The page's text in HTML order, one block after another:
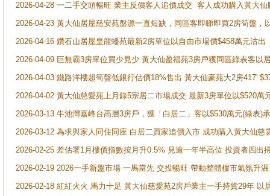
2026-04-28 一二手交頭暢旺 業主反價客人追價成交 客人成功購入黃大
2026-04-23 黃大仙居屋慈安苑盤源一直短缺，同區客即睇即買2房筍盤，
2026-04-16 鑽石山居屋皇龍蟠苑最新2房單位以自由市場價$458萬元沽出
2026-04-09 巨無霸3房單位買少見少 黃大仙盈福苑3房戶獲同區綠表客以
2026-04-03 鐵路洋樓超筍盤低銀行估價18%售出 黃大仙豪苑大2房417'
2026-04-02 黃大仙慈愛苑上月錄5宗居二市場成交 最新3房單位以$520萬
2026-03-13 牛池灣嘉峰台高層3房戶，獲「白居二」客以$530萬元(綠表)
2026-03-12 為求與家人同住同座 白居二買家追價入市 成功購入黃大仙
2026-02-25 差估署1月樓價指數按月升0.5% 見逾一年半高位 投資者四
2026-02-19 2026一手新盤市場 一馬當先 交投暢旺 帶動整體樓市氣氛升
2026-02-18 紅紅火火 馬力十足 黃大仙慈愛苑2房戶業主一手持貨29年 以